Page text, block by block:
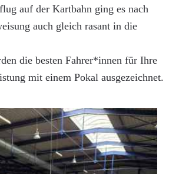
auf der Kartbahn ging es nach
auch gleich rasant in die
die besten Fahrer*innen für Ihre
mit einem Pokal ausgezeichnet.